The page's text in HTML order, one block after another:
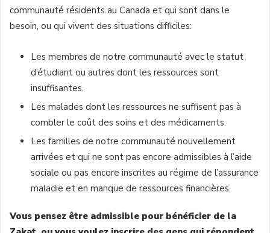
communauté résidents au Canada et qui sont dans le
besoin, ou qui vivent des situations difficiles:
Les membres de notre communauté avec le statut
d’étudiant ou autres dont les ressources sont
insuffisantes.
Les malades dont les ressources ne suffisent pas à
combler le coût des soins et des médicaments.
Les familles de notre communauté nouvellement
arrivées et qui ne sont pas encore admissibles à l’aide
sociale ou pas encore inscrites au régime de l’assurance
maladie et en manque de ressources financières.
Vous pensez être admissible pour bénéficier de la